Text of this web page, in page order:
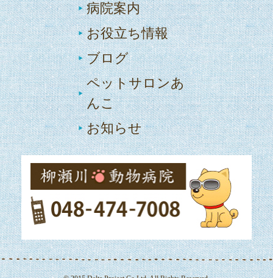
病院案内
お役立ち情報
ブログ
ペットサロンあ
んこ
お知らせ